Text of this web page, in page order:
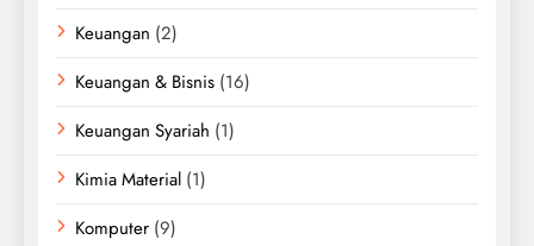
Keuangan (2)
Keuangan & Bisnis (16)
Keuangan Syariah (1)
Kimia Material (1)
Komputer (9)